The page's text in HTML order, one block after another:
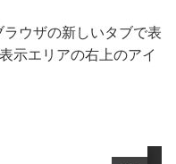
ウザの新しいタブで表
示エリアの右上のアイ